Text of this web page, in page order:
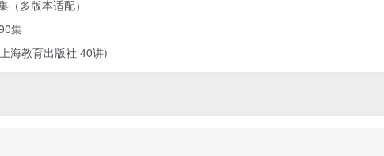
多版本适配）
集
海教育出版社 40讲)